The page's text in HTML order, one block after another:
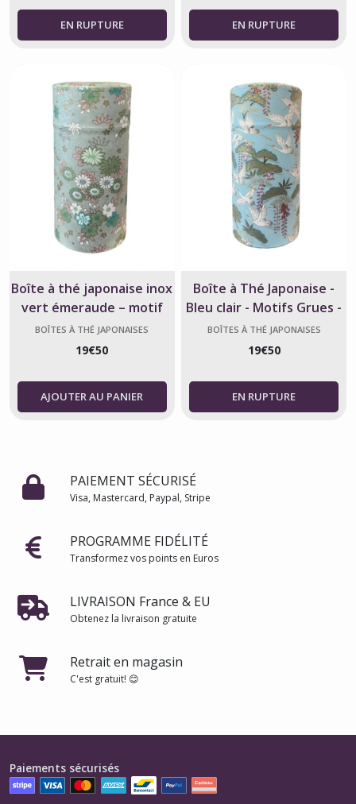
Boîte à thé japonaise inox
vert émeraude – motif
floral washi
BOÎTES À THÉ JAPONAISES
19€50
AJOUTER AU PANIER
Boîte à Thé Japonaise -
Bleu clair - Motifs Grues -
Fabriqué au Japon
BOÎTES À THÉ JAPONAISES
19€50
PAIEMENT SÉCURISÉ
Visa, Mastercard, Paypal, Stripe
PROGRAMME FIDÉLITÉ
Transformez vos points en Euros
LIVRAISON France & EU
Obtenez la livraison gratuite
Retrait en magasin
C'est gratuit! 😊
Paiements sécurisés